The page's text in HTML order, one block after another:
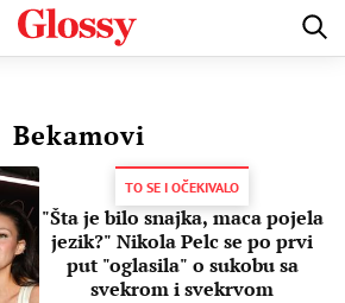
LEPOTA ZDRAVI I SREĆNI LJUBAV
Bekamovi
TO SE I OČEKIVALO
"Šta je bilo snajka, maca pojela
jezik?" Nikola Pelc se po prvi
put "oglasila" o sukobu sa
svekrom i svekrvom